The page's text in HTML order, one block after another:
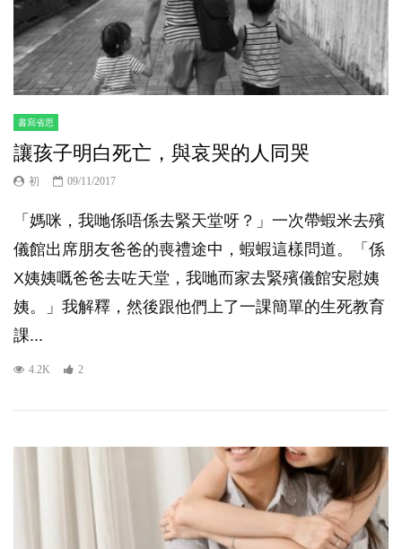
書寫省思
讓孩子明白死亡，與哀哭的人同哭
初 09/11/2017
「媽咪，我哋係唔係去緊天堂呀？」一次帶蝦米去殯
儀館出席朋友爸爸的喪禮途中，蝦蝦這樣問道。「係
X姨姨嘅爸爸去咗天堂，我哋而家去緊殯儀館安慰姨
姨。」我解釋，然後跟他們上了一課簡單的生死教育
課...
4.2K 2